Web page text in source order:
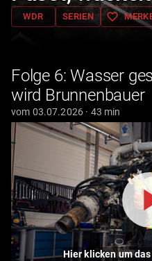
WDR SERIEN favorite_border
Folge 6: Wasser
wird Brunnenbauer
vom 03.07.2026 · 43 min
Hier klicken um